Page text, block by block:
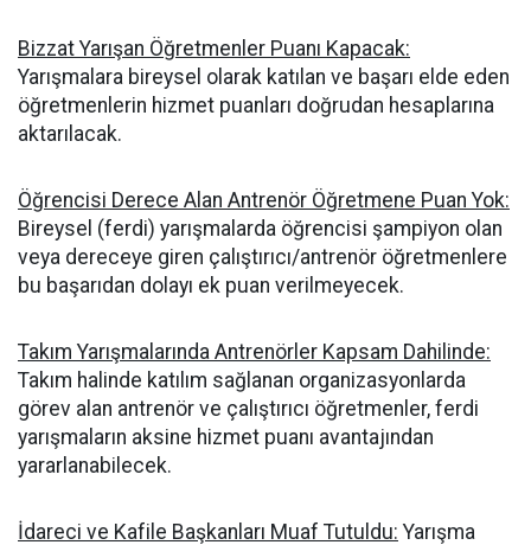
Bizzat Yarışan Öğretmenler Puanı Kapacak:
Yarışmalara bireysel olarak katılan ve başarı elde eden
öğretmenlerin hizmet puanları doğrudan hesaplarına
aktarılacak.
Öğrencisi Derece Alan Antrenör Öğretmene Puan Yok:
Bireysel (ferdi) yarışmalarda öğrencisi şampiyon olan
veya dereceye giren çalıştırıcı/antrenör öğretmenlere
bu başarıdan dolayı ek puan verilmeyecek.
Takım Yarışmalarında Antrenörler Kapsam Dahilinde:
Takım halinde katılım sağlanan organizasyonlarda
görev alan antrenör ve çalıştırıcı öğretmenler, ferdi
yarışmaların aksine hizmet puanı avantajından
yararlanabilecek.
İdareci ve Kafile Başkanları Muaf Tutuldu: Yarışma